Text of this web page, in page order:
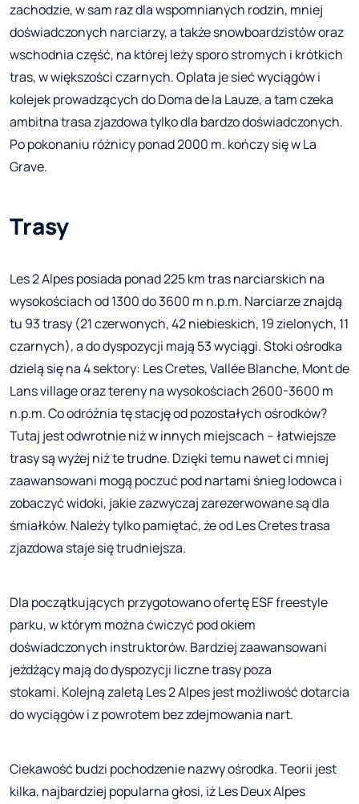
zachodzie, w sam raz dla wspomnianych rodzin, mniej
doświadczonych narciarzy, a także snowboardzistów oraz
wschodnia część, na której leży sporo stromych i krótkich
tras, w większości czarnych. Oplata je sieć wyciągów i
kolejek prowadzących do Doma de la Lauze, a tam czeka
ambitna trasa zjazdowa tylko dla bardzo doświadczonych.
Po pokonaniu różnicy ponad 2000 m. kończy się w La
Grave.
Trasy
Les 2 Alpes posiada ponad 225 km tras narciarskich na
wysokościach od 1300 do 3600 m n.p.m. Narciarze znajdą
tu 93 trasy (21 czerwonych, 42 niebieskich, 19 zielonych, 11
czarnych), a do dyspozycji mają 53 wyciągi. Stoki ośrodka
dzielą się na 4 sektory: Les Cretes, Vallée Blanche, Mont de
Lans village oraz tereny na wysokościach 2600-3600 m
n.p.m. Co odróżnia tę stację od pozostałych ośrodków?
Tutaj jest odwrotnie niż w innych miejscach – łatwiejsze
trasy są wyżej niż te trudne. Dzięki temu nawet ci mniej
zaawansowani mogą poczuć pod nartami śnieg lodowca i
zobaczyć widoki, jakie zazwyczaj zarezerwowane są dla
śmiałków. Należy tylko pamiętać, że od Les Cretes trasa
zjazdowa staje się trudniejsza.
Dla początkujących przygotowano ofertę ESF freestyle
parku, w którym można ćwiczyć pod okiem
doświadczonych instruktorów. Bardziej zaawansowani
jeżdżący mają do dyspozycji liczne trasy poza
stokami. Kolejną zaletą Les 2 Alpes jest możliwość dotarcia
do wyciągów i z powrotem bez zdejmowania nart.
Ciekawość budzi pochodzenie nazwy ośrodka. Teorii jest
kilka, najbardziej popularna głosi, iż Les Deux Alpes